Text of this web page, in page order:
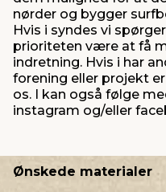
nørder og bygger
Hvis i syndes vi
prioriteten være at få
indretning. Hvis i har
forening eller projekt
os. I kan også følge
instagram og/eller
Ønskede materialer